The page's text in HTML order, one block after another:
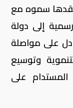
سموه مع
إلى دولة
على مواصلة
وتوسيع
المستدام على